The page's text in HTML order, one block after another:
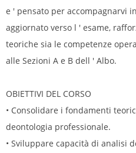
e ' pensato per accompagnarvi
aggiornato verso l ' esame,
teoriche sia le competenze
alle Sezioni A e B dell ' Albo.
OBIETTIVI DEL CORSO
• Consolidare i fondamenti
deontologia professionale.
• Sviluppare capacità di analisi